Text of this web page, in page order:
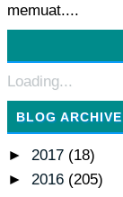
memuat....
Loading...
BLOG ARCHIVE
► 2017 (18)
► 2016 (205)